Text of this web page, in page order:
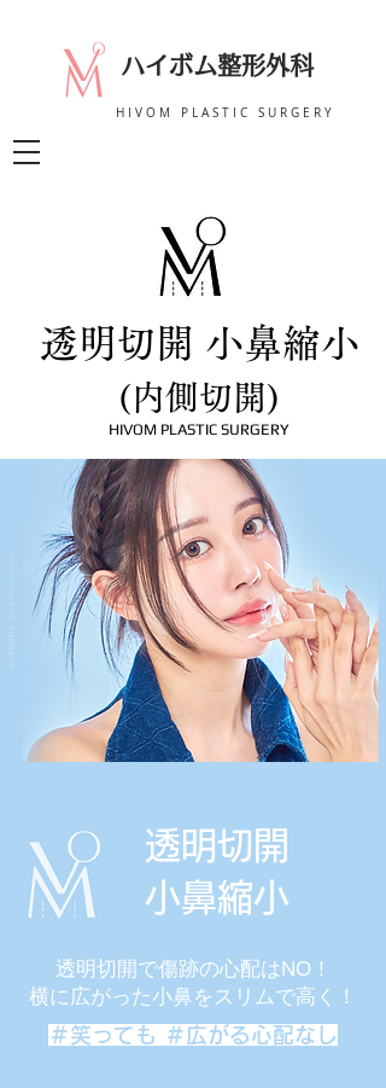
ハイボム整形外科
HIVOM PLASTIC SURGERY
透明切開 小鼻縮小
(内側切開)
HIVOM PLASTIC SURGERY
透明切開
小鼻縮小
透明切開で傷跡の心配はNO！
横に広がった小鼻をスリムで高く！
＃笑っても ＃広がる心配なし